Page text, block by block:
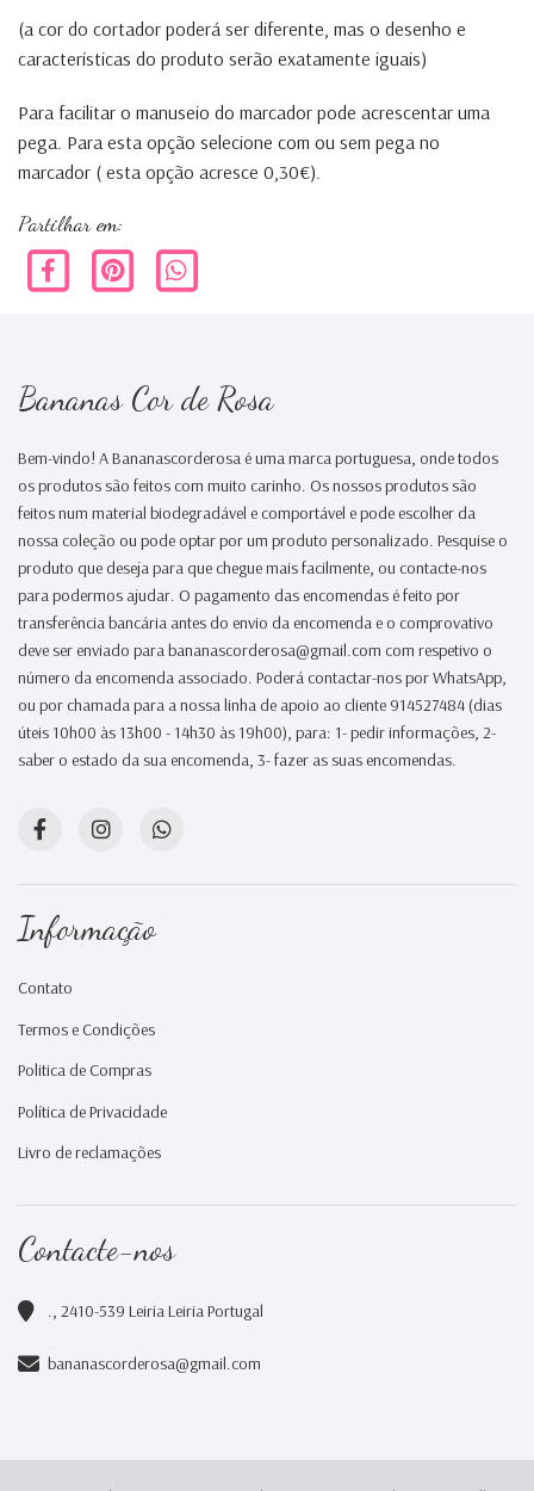
(a cor do cortador poderá ser diferente, mas o desenho e
características do produto serão exatamente iguais)
Para facilitar o manuseio do marcador pode acrescentar uma
pega. Para esta opção selecione com ou sem pega no
marcador ( esta opção acresce 0,30€).
Partilhar em:
Bananas Cor de Rosa
Bem-vindo! A Bananascorderosa é uma marca portuguesa, onde todos
os produtos são feitos com muito carinho. Os nossos produtos são
feitos num material biodegradável e comportável e pode escolher da
nossa coleção ou pode optar por um produto personalizado. Pesquise o
produto que deseja para que chegue mais facilmente, ou contacte-nos
para podermos ajudar. O pagamento das encomendas é feito por
transferência bancária antes do envio da encomenda e o comprovativo
deve ser enviado para bananascorderosa@gmail.com com respetivo o
número da encomenda associado. Poderá contactar-nos por WhatsApp,
ou por chamada para a nossa linha de apoio ao cliente 914527484 (dias
úteis 10h00 às 13h00 - 14h30 às 19h00), para: 1- pedir informações, 2-
saber o estado da sua encomenda, 3- fazer as suas encomendas.
Informação
Contato
Termos e Condições
Politica de Compras
Política de Privacidade
Livro de reclamações
Contacte-nos
., 2410-539 Leiria Leiria Portugal
bananascorderosa@gmail.com